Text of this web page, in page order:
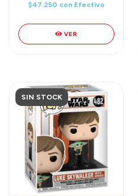
$47.250 con Efectivo
VER
SIN STOCK